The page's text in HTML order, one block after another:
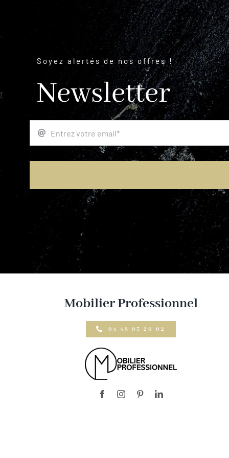
Soyez alertés de nos offres !
Newsletter
Mobilier Professionnel
01 48 95 20 02